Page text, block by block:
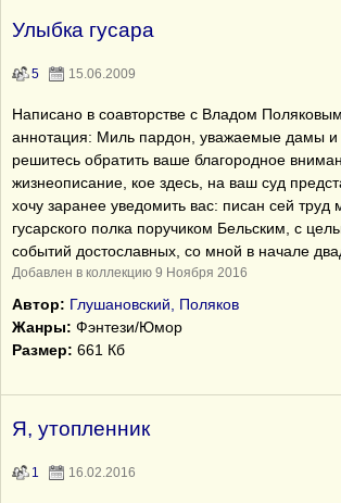
Улыбка гусара
5 15.06.2009
Написано в соавторстве с Владом
аннотация: Миль пардон, уважаемые дамы и
решитесь обратить ваше благородное
жизнеописание, кое здесь, на ваш суд
хочу заранее уведомить вас: писан сей труд
гусарского полка поручиком Бельским, с
событий достославных, со мной в начале
Добавлен в коллекцию 9 Ноября 2016
Автор: Глушановский, Поляков
Жанры: Фэнтези/Юмор
Размер: 661 Кб
Я, утопленник
1 16.02.2016